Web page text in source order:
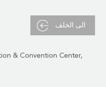
الى الخلف
& Convention Center,